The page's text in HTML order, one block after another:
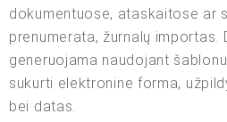
dokumentuose, ataskaitose ar
prenumerata, žurnalų importas.
generuojama naudojant
sukurti elektronine forma,
bei datas.